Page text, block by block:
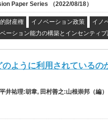
Paper Series （2022/08/18）
財産権 イノベーション政策 イノ
ーション能力の構築とインセンティ
ように利用されている
井祐理:胡韋, 田村善之:山根崇邦（編